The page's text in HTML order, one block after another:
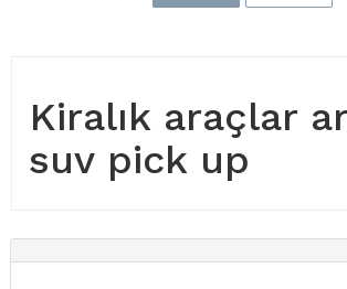
Kiralık araçlar
suv pick up